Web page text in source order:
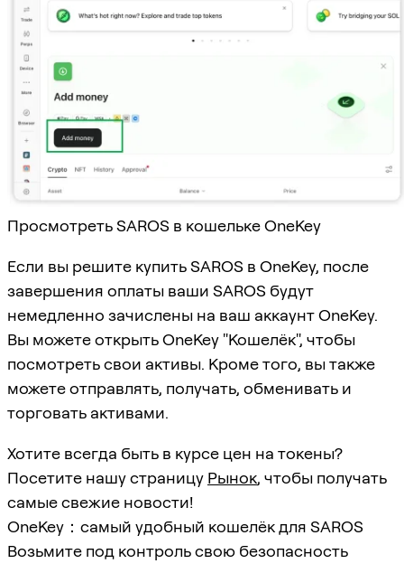
Просмотреть SAROS в кошельке OneKey
Если вы решите купить SAROS в OneKey, после
завершения оплаты ваши SAROS будут
немедленно зачислены на ваш аккаунт OneKey.
Вы можете открыть OneKey "Кошелёк", чтобы
посмотреть свои активы. Кроме того, вы также
можете отправлять, получать, обменивать и
торговать активами.
Хотите всегда быть в курсе цен на токены?
Посетите нашу страницу Рынок, чтобы получать
самые свежие новости!
OneKey：самый удобный кошелёк для SAROS
Возьмите под контроль свою безопасность